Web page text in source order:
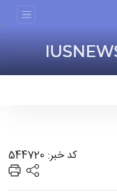
کد خبر: 544720